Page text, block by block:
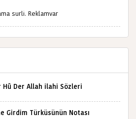
surli. Reklamvar
Hû Der Allah ilahi Sözleri
Girdim Türküsünün Notası